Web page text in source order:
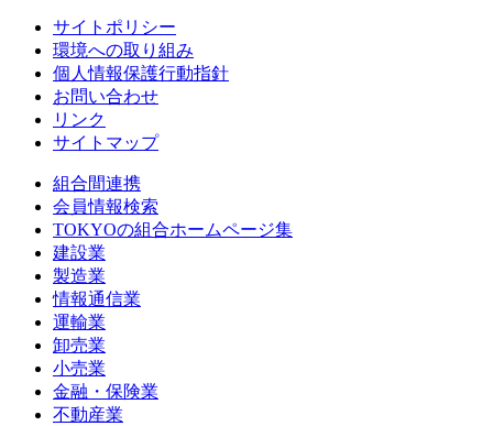
サイトポリシー
環境への取り組み
個人情報保護行動指針
お問い合わせ
リンク
サイトマップ
組合間連携
会員情報検索
TOKYOの組合ホームページ集
建設業
製造業
情報通信業
運輸業
卸売業
小売業
金融・保険業
不動産業